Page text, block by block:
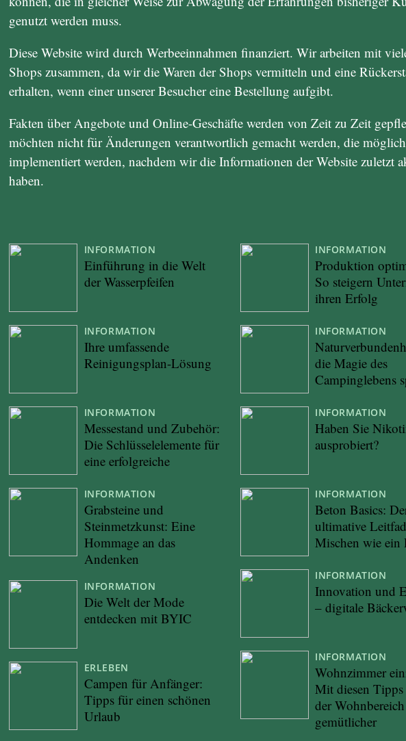
genutzt werden muss.
Diese Website wird durch Werbeeinnahmen finanziert. Wir arbeiten mit
Shops zusammen, da wir die Waren der Shops vermitteln und eine
erhalten, wenn einer unserer Besucher eine Bestellung aufgibt.
Fakten über Angebote und Online-Geschäfte werden von Zeit zu Zeit
möchten nicht für Änderungen verantwortlich gemacht werden, die
implementiert werden, nachdem wir die Informationen der Website zuletzt
haben.
INFORMATION
Einführung in die Welt
der Wasserpfeifen
INFORMATION
Ihre umfassende
Reinigungsplan-Lösung
INFORMATION
Messestand und Zubehör:
Die Schlüsselelemente für
eine erfolgreiche
INFORMATION
Grabsteine und
Steinmetzkunst: Eine
Hommage an das
Andenken
INFORMATION
Die Welt der Mode
entdecken mit BYIC
ERLEBEN
Campen für Anfänger:
Tipps für einen schönen
Urlaub
INFORMATION
Produktion
So steigern
ihren Erfolg
INFORMATION
die Magie des
Campinglebens
INFORMATION
Haben Sie
ausprobiert?
INFORMATION
Beton Basics:
ultimative
Mischen wie ein
INFORMATION
Innovation und
– digitale
INFORMATION
Wohnzimmer
Mit diesen
der
gemütlicher